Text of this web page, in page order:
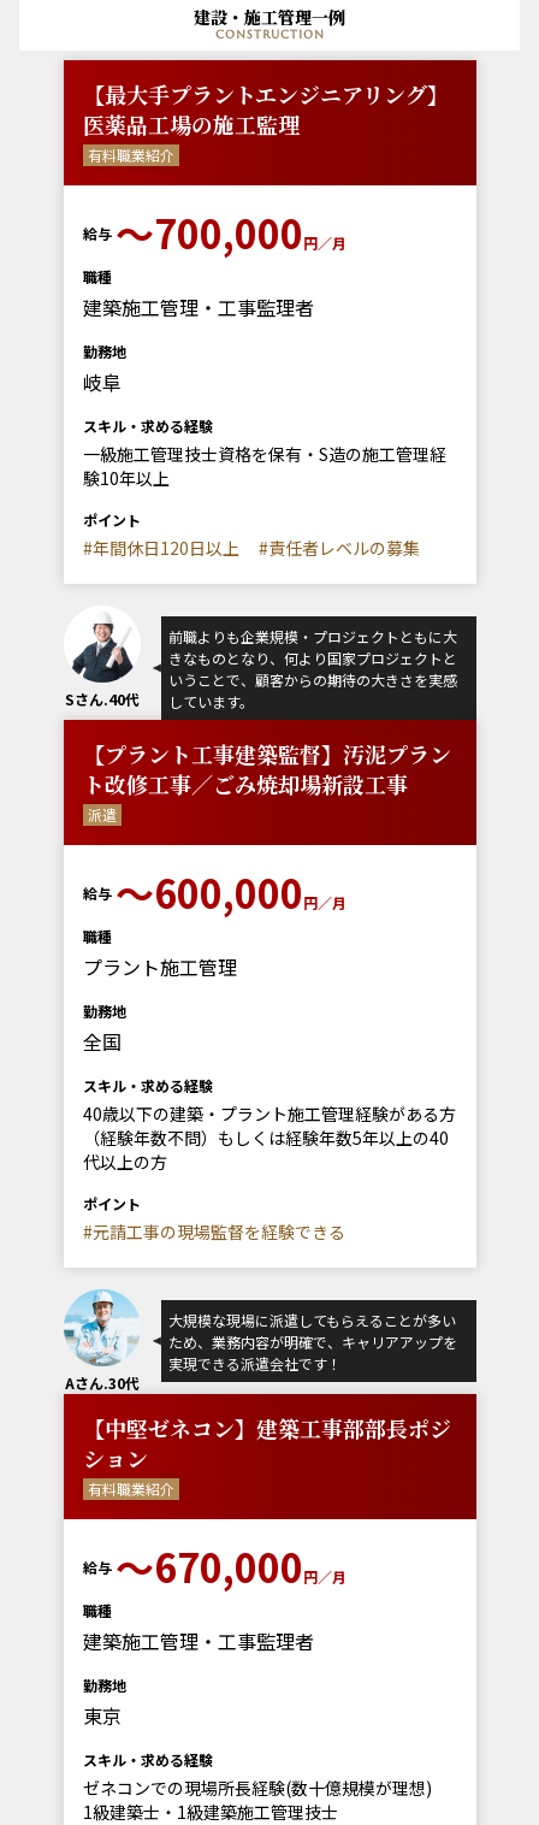
建設・施工管理一例
construction
【最大手プラントエンジニアリング】
医薬品工場の施工監理
有料職業紹介
給与 〜700,000円／月
職種
建築施工管理・工事監理者
勤務地
岐阜
スキル・求める経験
一級施工管理技士資格を保有・S造の施工管理経
験10年以上
ポイント
#年間休日120日以上 #責任者レベルの募集
Sさん.40代
前職よりも企業規模・プロジェクトともに大
きなものとなり、何より国家プロジェクトと
いうことで、顧客からの期待の大きさを実感
しています。
【プラント工事建築監督】汚泥プラン
ト改修工事／ごみ焼却場新設工事
派遣
給与 ～600,000円／月
職種
プラント施工管理
勤務地
全国
スキル・求める経験
40歳以下の建築・プラント施工管理経験がある方
（経験年数不問）もしくは経験年数5年以上の40
代以上の方
ポイント
#元請工事の現場監督を経験できる
Aさん.30代
大規模な現場に派遣してもらえることが多い
ため、業務内容が明確で、キャリアアップを
実現できる派遣会社です！
【中堅ゼネコン】建築工事部部長ポジ
ション
有料職業紹介
給与 〜670,000円／月
職種
建築施工管理・工事監理者
勤務地
東京
スキル・求める経験
ゼネコンでの現場所長経験(数十億規模が理想)
1級建築士・1級建築施工管理技士